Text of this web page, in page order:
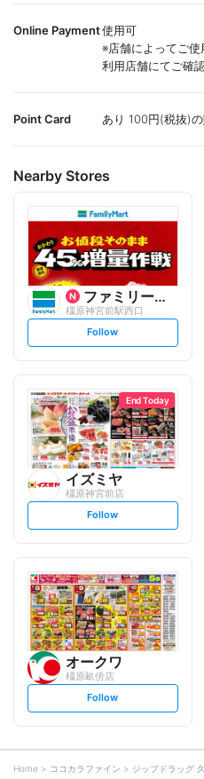
Online Payment使用可
※店舗によってご
利用店舗にてご確認
Point Card あり 100円(税抜)
Nearby Stores
ファミリーマート
橿原神宮前駅西口
s
t
l
o
w
Follow
End Today
イズミヤ
橿原神宮前店
s
t
l
o
w
Follow
オークワ
橿原畝傍店
s
t
o
w
Follow
Home ココカラファイン ジップドラッグ